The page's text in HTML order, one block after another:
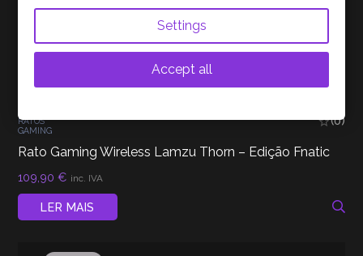
RATOS
GAMING
(0)
Rato Gaming Wireless Lamzu Thorn – Edição Fnatic
109,90€ inc. IVA
LER MAIS
Settings
Accept all